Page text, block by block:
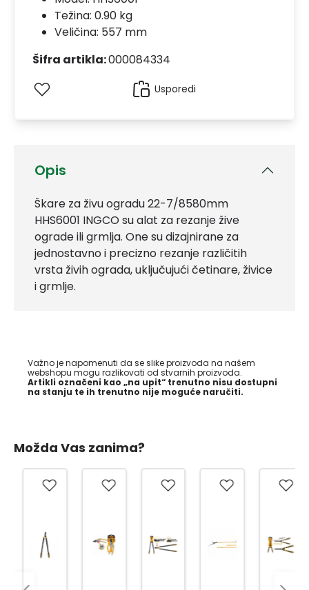
Opis
Škare za živu ogradu 22-7/8580mm
HHS6001 INGCO su alat za rezanje žive
ograde ili grmlja. One su dizajnirane za
jednostavno i precizno rezanje različitih
vrsta živih ograda, uključujući četinare, živice
i grmlje.
Važno je napomenuti da se slike proizvoda na našem
webshopu mogu razlikovati od stvarnih proizvoda.
Artikli označeni kao „na upit“ trenutno nisu dostupni
na stanju te ih trenutno nije moguće naručiti.
Težina: 0.90 kg
Veličina: 557 mm
Šifra artikla:000084334
Usporedi
Možda Vas zanima?